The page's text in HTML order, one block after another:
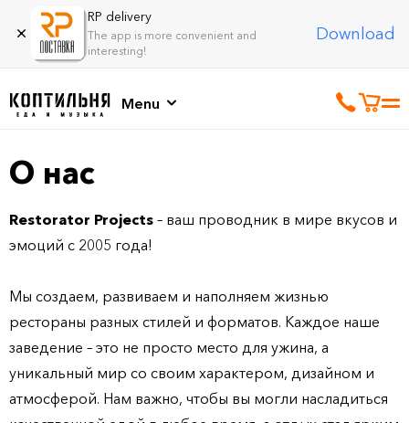
RP delivery
The app is more convenient and
interesting!
Download
Menu
О нас
Restorator Projects – ваш проводник в мире вкусов и
эмоций с 2005 года!
Мы создаем, развиваем и наполняем жизнью
рестораны разных стилей и форматов. Каждое наше
заведение – это не просто место для ужина, а
уникальный мир со своим характером, дизайном и
атмосферой. Нам важно, чтобы вы могли насладиться